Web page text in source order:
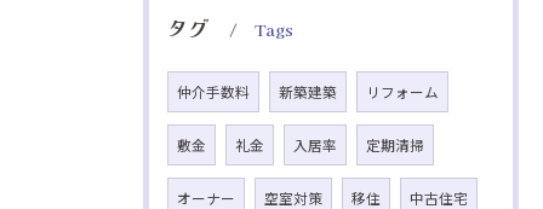
タグ Tags
仲介手数料 新築建築 リフォーム
敷金 礼金 入居率 定期清掃
オーナー 空室対策 移住 中古住宅